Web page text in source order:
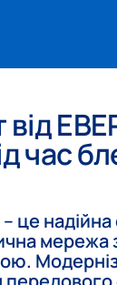
від
час
це надійна
мережа